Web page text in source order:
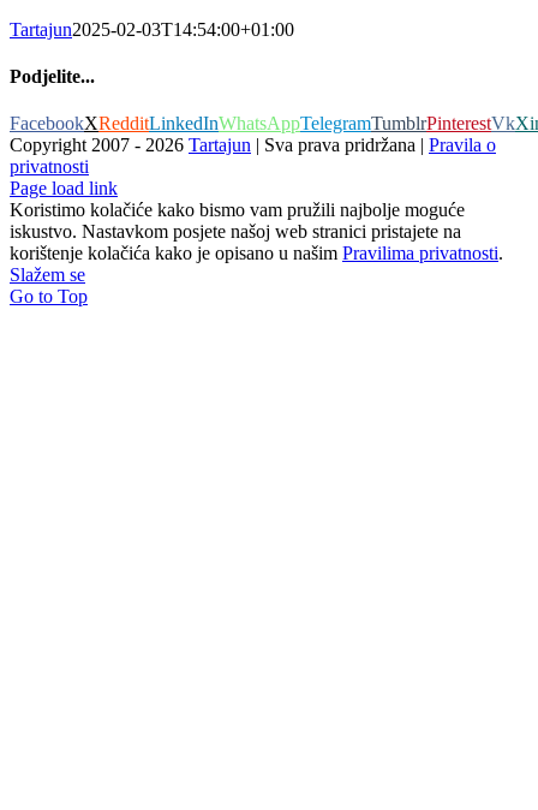
Tartajun2025-02-03T14:54:00+01:00
Podjelite...
FacebookXRedditLinkedInWhatsAppTelegramTumblrPinterestVk
Copyright 2007 - 2026 Tartajun | Sva prava pridržana | Pravila o
privatnosti
Page load link
Koristimo kolačiće kako bismo vam pružili najbolje moguće
iskustvo. Nastavkom posjete našoj web stranici pristajete na
korištenje kolačića kako je opisano u našim Pravilima privatnosti.
Slažem se
Go to Top